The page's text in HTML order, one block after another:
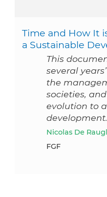
Time and How It
a Sustainable
This
several
the
societies,
evolution to
development.
Nicolas De
FGF